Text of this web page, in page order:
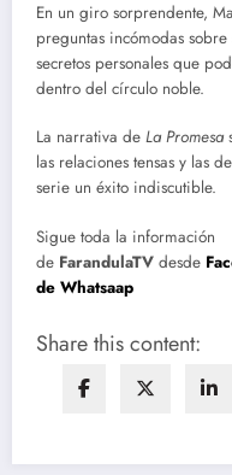
En un giro sorprendente,
preguntas incómodas
secretos personales que
dentro del círculo noble.
La narrativa de La Promesa
las relaciones tensas y las
serie un éxito indiscutible.
Sigue toda la información
de FarandulaTV desde
de Whatsaap
Share this content: